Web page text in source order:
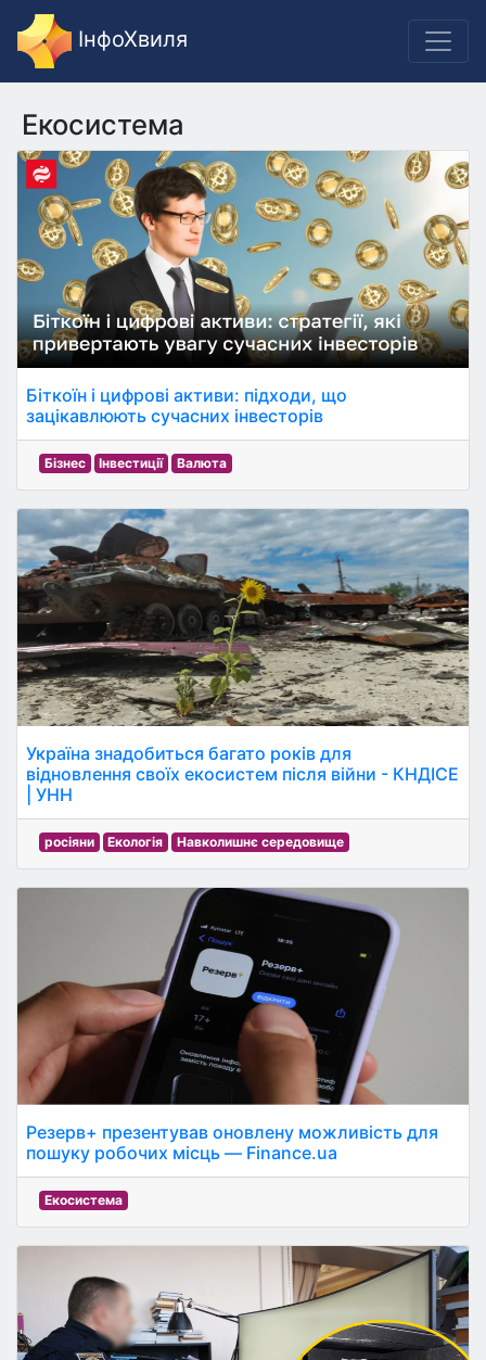
ІнфоХвиля
Екосистема
Біткоїн і цифрові активи: підходи, що
зацікавлюють сучасних інвесторів
Бізнес Інвестиції Валюта
Україна знадобиться багато років для
відновлення своїх екосистем після війни - КНДІСЕ
| УНН
росіяни Екологія Навколишнє середовище
Резерв+ презентував оновлену можливість для
пошуку робочих місць — Finance.ua
Екосистема